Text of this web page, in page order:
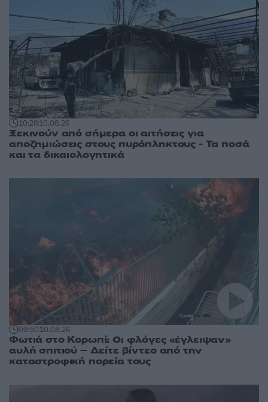
10:2810.08.26
Ξεκινούν από σήμερα οι αιτήσεις για
αποζημιώσεις στους πυρόπληκτους - Τα ποσά
και τα δικαιολογητικά
09:5010.08.26
Φωτιά στο Κορωπί: Οι φλόγες «έγλειψαν»
αυλή σπιτιού – Δείτε βίντεο από την
καταστροφική πορεία τους